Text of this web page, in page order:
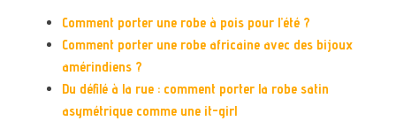
Comment porter une robe à pois pour l’été ?
Comment porter une robe africaine avec des bijoux
amérindiens ?
Du défilé à la rue : comment porter la robe satin
asymétrique comme une it-girl